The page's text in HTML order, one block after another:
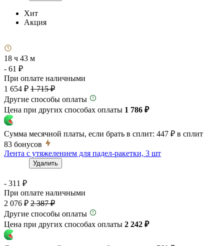
Хит
Акция
18 ч 43 м
- 61 ₽
При оплате наличными
1 654 ₽ 1 715 ₽
Другие способы оплаты
Цена при других способах оплаты 1 786 ₽
Сумма месячной платы, если брать в сплит: 447 ₽ в сплит
83 бонусов
Лента с утяжелением для падел-ракетки, 3 шт
Удалить
- 311 ₽
При оплате наличными
2 076 ₽ 2 387 ₽
Другие способы оплаты
Цена при других способах оплаты 2 242 ₽